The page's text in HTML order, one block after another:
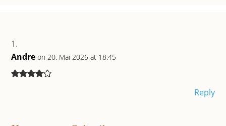
Andre on 20. Mai 2026 at 18:45
Reply